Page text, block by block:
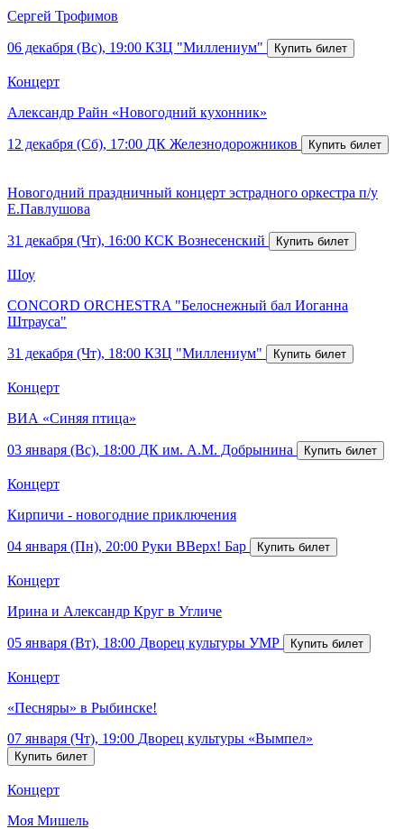
Сергей Трофимов
06 декабря (Вс), 19:00 КЗЦ "Миллениум"
Концерт
Александр Райн «Новогодний кухонник»
12 декабря (Сб), 17:00 ДК Железнодорожников
Новогодний праздничный концерт эстрадного оркестра п/у
Е.Павлушова
31 декабря (Чт), 16:00 КСК Вознесенский
Шоу
CONCORD ORCHESTRA "Белоснежный бал Иоганна
Штрауса"
31 декабря (Чт), 18:00 КЗЦ "Миллениум"
Концерт
ВИА «Синяя птица»
03 января (Вс), 18:00 ДК им. А.М. Добрынина
Концерт
Кирпичи - новогодние приключения
04 января (Пн), 20:00 Руки ВВерх! Бар
Концерт
Ирина и Александр Круг в Угличе
05 января (Вт), 18:00 Дворец культуры УМР
Концерт
«Песняры» в Рыбинске!
07 января (Чт), 19:00 Дворец культуры «Вымпел»
Концерт
Моя Мишель